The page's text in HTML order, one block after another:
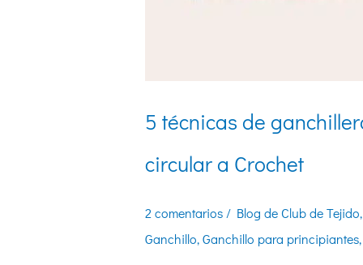
5 técnicas de
circular a Crochet
2 comentarios / Blog de Club de Tejido,
Ganchillo,Ganchillo para principiantes,